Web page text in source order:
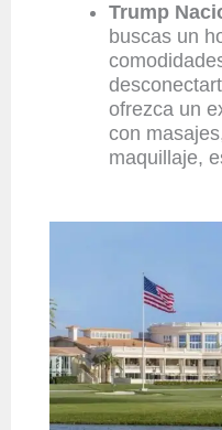
Trump
buscas un
ofrezca un
con
maquillaje,